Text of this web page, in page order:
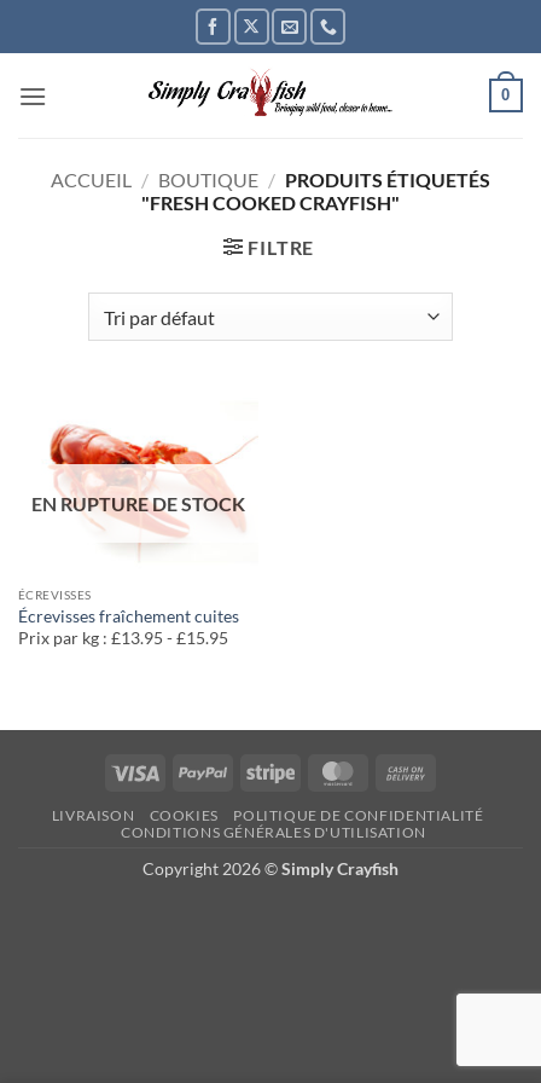
0
ACCUEIL / BOUTIQUE / PRODUITS ÉTIQUETÉS
"FRESH COOKED CRAYFISH"
FILTRE
EN RUPTURE DE STOCK
ÉCREVISSES
Écrevisses fraîchement cuites
Prix par kg : £13.95 - £15.95
Visa PayPal Rayure MasterCard
LIVRAISON COOKIES
POLITIQUE DE CONFIDENTIALITÉ
CONDITIONS GÉNÉRALES D'UTILISATION
Copyright 2026 ©Simply Crayfish